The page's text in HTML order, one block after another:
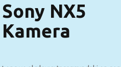
Sony NX5
Kamera